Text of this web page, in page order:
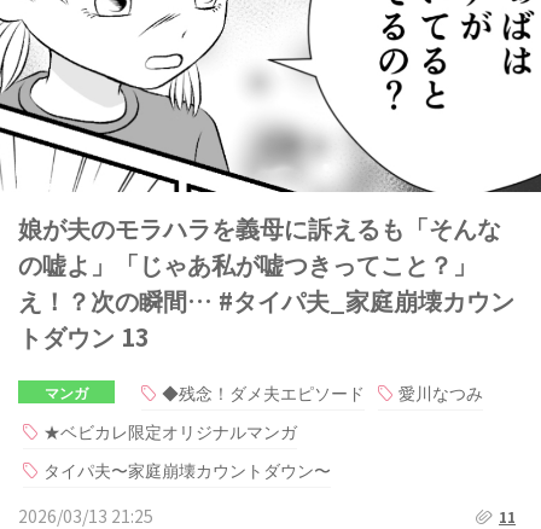
娘が夫のモラハラを義母に訴えるも「そんな
の嘘よ」「じゃあ私が嘘つきってこと？」
え！？次の瞬間… #タイパ夫_家庭崩壊カウン
トダウン 13
マンガ ◆残念！ダメ夫エピソード
愛川なつみ
★ベビカレ限定オリジナルマンガ
タイパ夫〜家庭崩壊カウントダウン〜
2026/03/13 21:25
11